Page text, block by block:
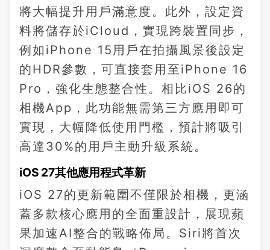
將大幅提升用戶滿意度。此外，設定資
料將儲存於iCloud，實現跨裝置同步，
例如iPhone 15用戶在拍攝風景後設定
的HDR參數，可直接套用至iPhone 16
Pro，強化生態整合性。相比iOS 26的
相機App，此功能無需第三方應用即可
實現，大幅降低使用門檻，預計將吸引
高達30%的用戶主動升級系統。
iOS 27其他應用程式革新
iOS 27的更新範圍不僅限於相機，更涵
蓋多款核心應用的全面重設計，展現蘋
果加速AI整合的戰略佈局。Siri將首次